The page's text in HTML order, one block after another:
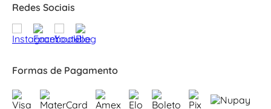
Redes Sociais
Formas de Pagamento